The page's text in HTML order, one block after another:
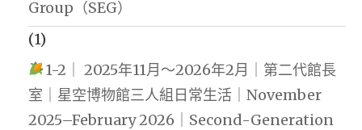
Group（SEG）
(1)
1-2｜ 2025年11月～2026年2月｜第二代館長
室｜星空博物館三人組日常生活｜November
2025–February 2026｜Second-Generation